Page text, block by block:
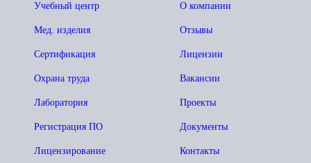
О компании
Отзывы
Лицензии
Вакансии
Проекты
Документы
Контакты
Учебный центр
Мед. изделия
Сертификация
Охрана труда
Лаборатория
Регистрация ПО
Лицензирование